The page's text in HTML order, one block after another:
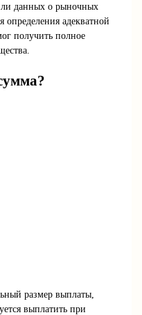
данных о рыночных
адекватной
получить полное
размер выплаты,
выплатить при